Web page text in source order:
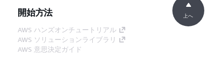
開始方法
AWS ハンズオンチュートリアル
AWS ソリューションライブラリ
AWS 意思決定ガイド
上へ